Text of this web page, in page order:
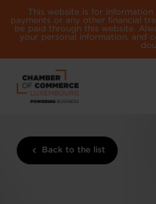
This website is for information
payments or any other financial
be paid through this website.
your personal information, and
Back to the list